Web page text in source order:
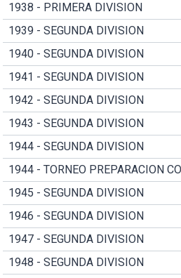
1938 - PRIMERA DIVISION
1939 - SEGUNDA DIVISION
1940 - SEGUNDA DIVISION
1941 - SEGUNDA DIVISION
1942 - SEGUNDA DIVISION
1943 - SEGUNDA DIVISION
1944 - SEGUNDA DIVISION
1944 - TORNEO PREPARACION
1945 - SEGUNDA DIVISION
1946 - SEGUNDA DIVISION
1947 - SEGUNDA DIVISION
1948 - SEGUNDA DIVISION